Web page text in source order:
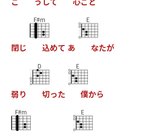
閉じ
F#m
込めて あ
E
なたが
弱り
D
切った
E
僕から
F#m E